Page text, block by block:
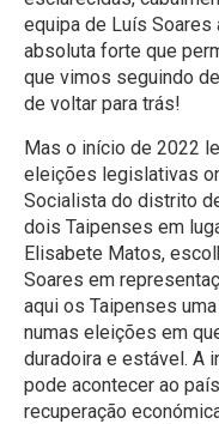
equipa de Luís Soares
absoluta forte que
que vimos seguindo
de voltar para trás!
Mas o início de 2022
eleições legislativas
Socialista do distrito
dois Taipenses em
Elisabete Matos,
Soares em
aqui os Taipenses
numas eleições em
duradoira e estável. A
pode acontecer ao
recuperação